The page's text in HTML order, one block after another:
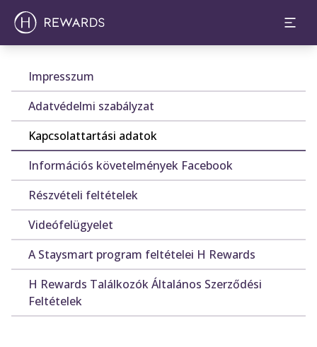
Impresszum
Adatvédelmi szabályzat
Kapcsolattartási adatok
Információs követelmények Facebook
Részvételi feltételek
Videófelügyelet
A Staysmart program feltételei H Rewards
H Rewards Találkozók Általános Szerződési
Feltételek